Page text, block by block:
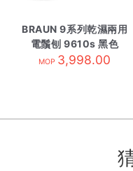
BRAUN 9系列乾濕兩用
電鬚刨 9610s 黑色
MOP 3,998.00